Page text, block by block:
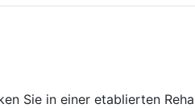
Sie in einer etablierten